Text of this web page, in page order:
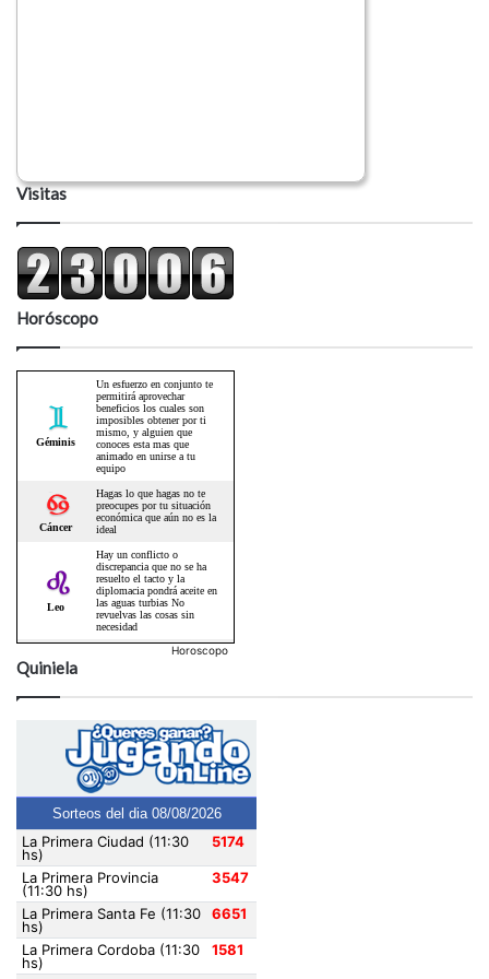
Visitas
Horóscopo
Horoscopo
Quiniela